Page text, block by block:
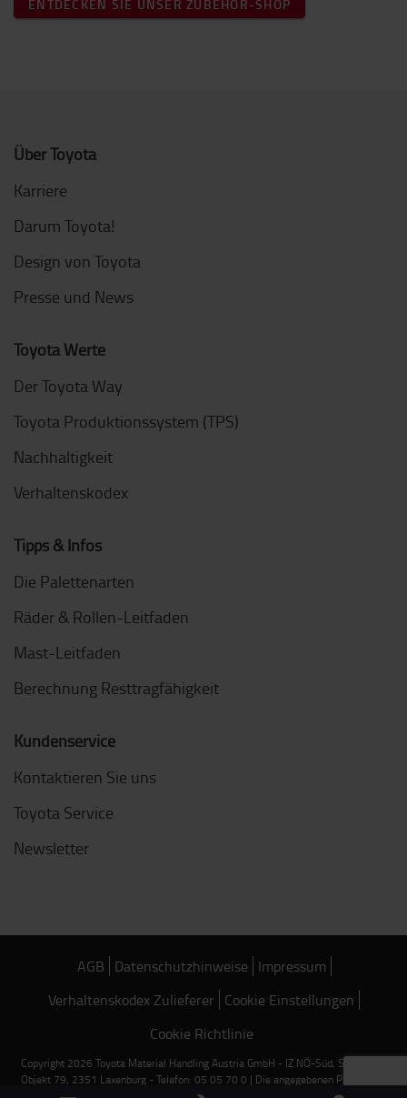
ENTDECKEN SIE UNSER ZUBEHÖR-SHOP
Über Toyota
Karriere
Darum Toyota!
Design von Toyota
Presse und News
Toyota Werte
Der Toyota Way
Toyota Produktionssystem (TPS)
Nachhaltigkeit
Verhaltenskodex
Tipps & Infos
Die Palettenarten
Räder & Rollen-Leitfaden
Mast-Leitfaden
Berechnung Resttragfähigkeit
Kundenservice
Kontaktieren Sie uns
Toyota Service
Newsletter
AGB Datenschutzhinweise Impressum
Verhaltenskodex Zulieferer Cookie Einstellungen
Cookie Richtlinie
Copyright 2026 Toyota Material Handling Austria GmbH - IZ NÖ-Süd, Straße 18,
Objekt 79, 2351 Laxenburg - Telefon: 05 05 70 0 | Die angegebenen Preise sind